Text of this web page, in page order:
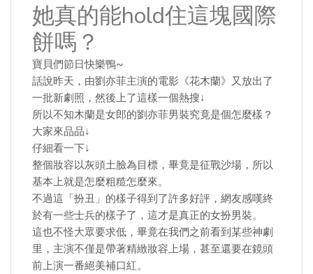
她真的能hold住這塊國際
餅嗎？
寶貝們節日快樂鴨~
話說昨天，由劉亦菲主演的電影《花木蘭》又放出了
一批新劇照，然後上了這樣一個熱搜↓
所以不知木蘭是女郎的劉亦菲男裝究竟是個怎麼樣？
大家來品品↓
仔細看一下↓
整個妝容以灰頭土臉為目標，畢竟是征戰沙場，所以
基本上就是怎麼粗糙怎麼來。
不過這「扮丑」的樣子得到了許多好評，網友感嘆終
於有一些士兵的樣子了，這才是真正的女扮男裝。
這也不怪大眾要求低，畢竟在我們之前看到某些神劇
里，主演不僅是帶著精緻妝容上場，甚至還要在鏡頭
前上演一番絕美補口紅。